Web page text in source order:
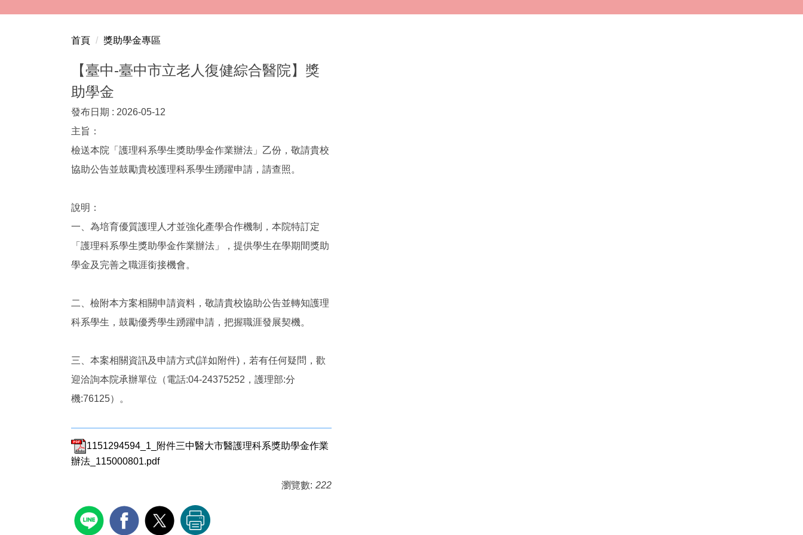
首頁 獎助學金專區
【臺中-臺中市立老人復健綜合醫院】獎
助學金
發布日期 : 2026-05-12
主旨：
檢送本院「護理科系學生獎助學金作業辦法」乙份，敬請貴校
協助公告並鼓勵貴校護理科系學生踴躍申請，請查照。
說明：
一、為培育優質護理人才並強化產學合作機制，本院特訂定
「護理科系學生獎助學金作業辦法」，提供學生在學期間獎助
學金及完善之職涯銜接機會。
二、檢附本方案相關申請資料，敬請貴校協助公告並轉知護理
科系學生，鼓勵優秀學生踴躍申請，把握職涯發展契機。
三、本案相關資訊及申請方式(詳如附件)，若有任何疑問，歡
迎洽詢本院承辦單位（電話:04-24375252，護理部:分
機:76125）。
1151294594_1_附件三中醫大市醫護理科系獎助學金作業
辦法_115000801.pdf
瀏覽數: 222